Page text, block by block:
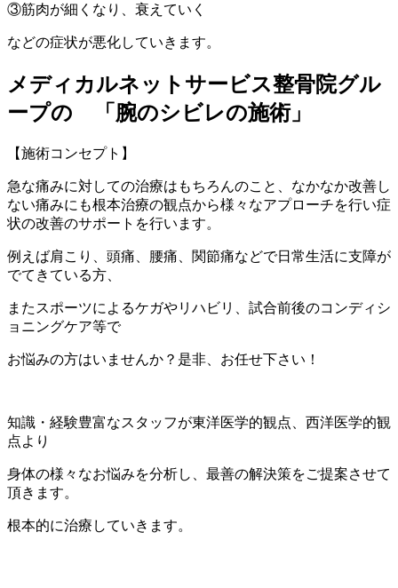
③筋肉が細くなり、衰えていく
などの症状が悪化していきます。
メディカルネットサービス整骨院グル
ープの 「腕のシビレの施術」
【施術コンセプト】
急な痛みに対しての治療はもちろんのこと、 なかなか改善し
ない痛みにも根本治療の観点から様々なアプローチを行い症
状の改善のサポートを行います。
例えば肩こり、頭痛、腰痛、関節痛などで日常生活に支障が
でてきている方、
またスポーツによるケガやリハビリ、試合前後のコンディシ
ョニングケア等で
お悩みの方はいませんか？ 是非、お任せ下さい！
知識・経験豊富なスタッフが東洋医学的観点、西洋医学的観
点より
身体の様々なお悩みを分析し、最善の解決策をご提案させて
頂きます。
根本的に治療していきます。